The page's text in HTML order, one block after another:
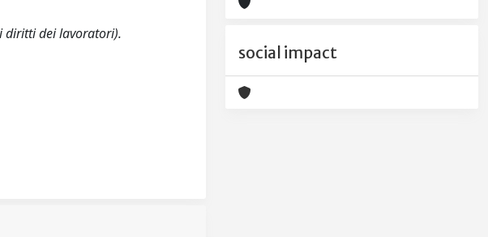
diritti dei lavoratori).
social impact